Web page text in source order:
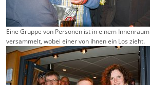
Eine Gruppe von Personen ist in einem Innenraum
versammelt, wobei einer von ihnen ein Los zieht.